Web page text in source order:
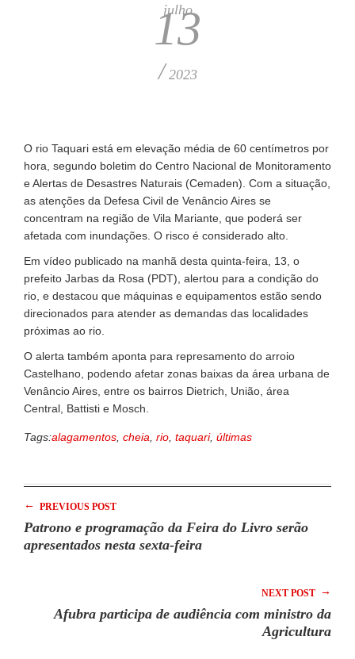
julho
13
/2023
O rio Taquari está em elevação média de 60 centímetros por
hora, segundo boletim do Centro Nacional de Monitoramento
e Alertas de Desastres Naturais (Cemaden). Com a situação,
as atenções da Defesa Civil de Venâncio Aires se
concentram na região de Vila Mariante, que poderá ser
afetada com inundações. O risco é considerado alto.
Em vídeo publicado na manhã desta quinta-feira, 13, o
prefeito Jarbas da Rosa (PDT), alertou para a condição do
rio, e destacou que máquinas e equipamentos estão sendo
direcionados para atender as demandas das localidades
próximas ao rio.
O alerta também aponta para represamento do arroio
Castelhano, podendo afetar zonas baixas da área urbana de
Venâncio Aires, entre os bairros Dietrich, União, área
Central, Battisti e Mosch.
Tags:alagamentos cheia rio taquari, últimas
← PREVIOUS POST
Patrono e programação da Feira do Livro serão
apresentados nesta sexta-feira
NEXT POST →
Afubra participa de audiência com ministro da
Agricultura